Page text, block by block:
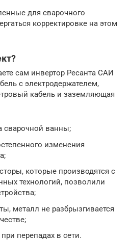
для сварочного
корректировке на этом
сам инвертор Ресанта САИ
с электродержателем,
кабель и заземляющая
сварочной ванны;
изменения
которые производятся с
технологий, позволили
металл не разбрызгивается
перепадах в сети.